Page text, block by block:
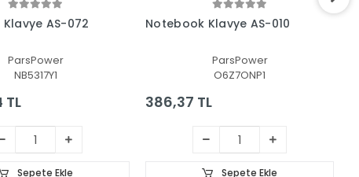
AS-072
ParsPower
NB5317Y1
TL
Sepete Ekle
Notebook Klavye AS-010
ParsPower
O6Z7ONP1
386,37 TL
Sepete Ekle